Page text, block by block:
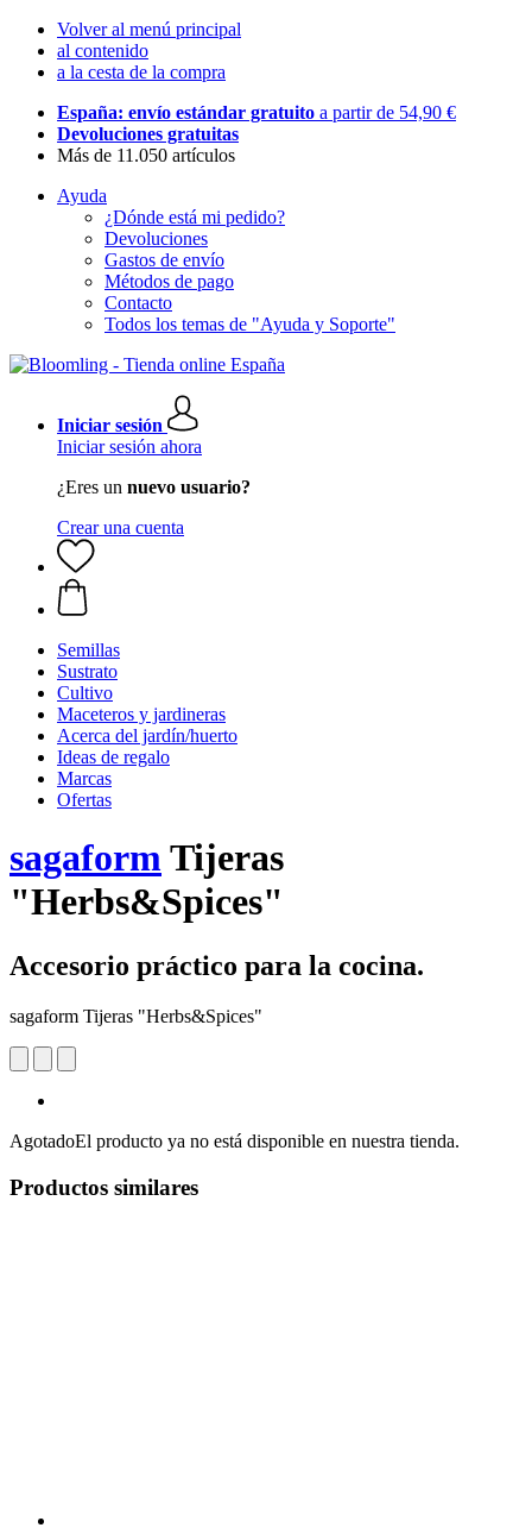
Volver al menú principal
al contenido
a la cesta de la compra
España: envío estándar gratuito a partir de 54,90 €
Devoluciones gratuitas
Más de 11.050 artículos
Ayuda
¿Dónde está mi pedido?
Devoluciones
Gastos de envío
Métodos de pago
Contacto
Todos los temas de "Ayuda y Soporte"
Iniciar sesión
Iniciar sesión ahora
¿Eres un nuevo usuario?
Crear una cuenta
Semillas
Sustrato
Cultivo
Maceteros y jardineras
Acerca del jardín/huerto
Ideas de regalo
Marcas
Ofertas
sagaformTijeras
"Herbs&Spices"
Accesorio práctico para la cocina.
sagaform Tijeras "Herbs&Spices"
AgotadoEl producto ya no está disponible en nuestra tienda.
Productos similares